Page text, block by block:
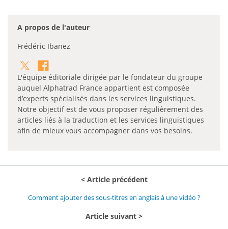
A propos de l'auteur
Frédéric Ibanez
L'équipe éditoriale dirigée par le fondateur du groupe
auquel Alphatrad France appartient est composée
d’experts spécialisés dans les services linguistiques.
Notre objectif est de vous proposer régulièrement des
articles liés à la traduction et les services linguistiques
afin de mieux vous accompagner dans vos besoins.
Article précédent
Comment ajouter des sous-titres en anglais à une vidéo ?
Article suivant